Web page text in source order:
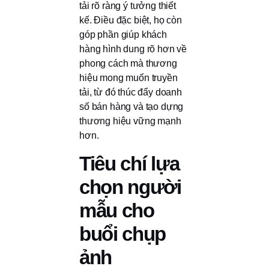
tải rõ ràng ý tưởng thiết
kế. Điều đặc biệt, họ còn
góp phần giúp khách
hàng hình dung rõ hơn về
phong cách mà thương
hiệu mong muốn truyền
tải, từ đó thúc đẩy doanh
số bán hàng và tạo dựng
thương hiệu vững mạnh
hơn.
Tiêu chí lựa
chọn người
mẫu cho
buổi chụp
ảnh